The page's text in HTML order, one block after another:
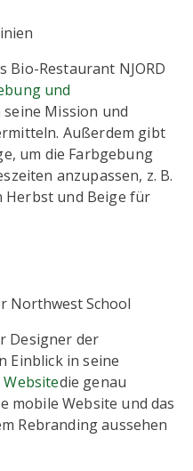
Bio-Restaurant NJORD
und
seine Mission und
Außerdem gibt
um die Farbgebung
anzupassen, z. B.
Herbst und Beige für
Designer der
Einblick in seine
Websitedie genau
mobile Website und das
Rebranding aussehen